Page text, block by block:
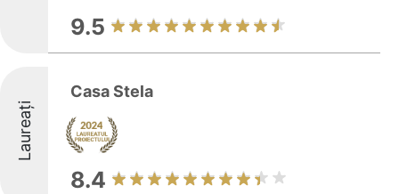
9.5
Laureați
Casa Stela
8.4